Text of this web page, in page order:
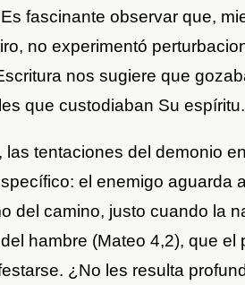
fascinante observar que,
no experimentó
nos sugiere que
que custodiaban Su espíritu.
las tentaciones del demonio
el enemigo aguarda
del camino, justo cuando la
hambre (Mateo 4,2), que el
¿No les resulta